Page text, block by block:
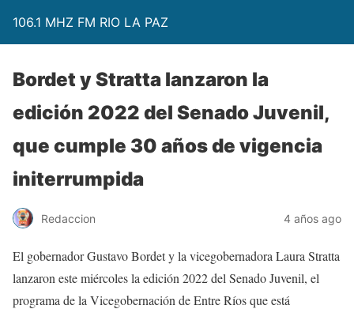
106.1 MHZ FM RIO LA PAZ
Bordet y Stratta lanzaron la
edición 2022 del Senado Juvenil,
que cumple 30 años de vigencia
initerrumpida
Redaccion 4 años ago
El gobernador Gustavo Bordet y la vicegobernadora Laura Stratta
lanzaron este miércoles la edición 2022 del Senado Juvenil, el
programa de la Vicegobernación de Entre Ríos que está